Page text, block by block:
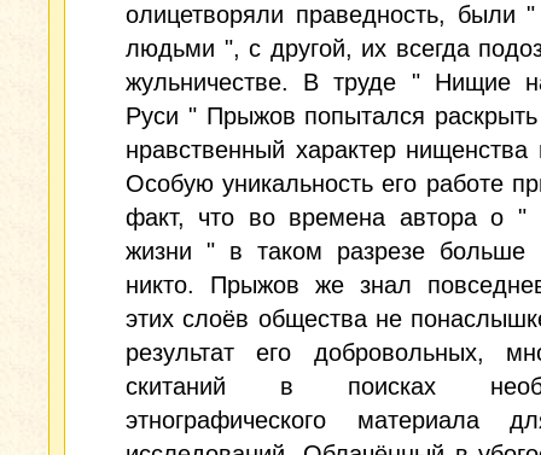
олицетворяли праведность, были
людьми ", с другой, их всегда
жульничестве. В труде " Нищие
Руси " Прыжов попытался
нравственный характер нищенства
Особую уникальность его работе
факт, что во времена автора о "
жизни " в таком разрезе больше
никто. Прыжов же знал
этих слоёв общества не
результат его добровольных,
скитаний в поисках
этнографического материала